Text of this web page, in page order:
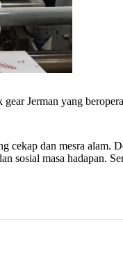
Jerman yang
cekap dan mesra alam.
sosial masa hadapan.